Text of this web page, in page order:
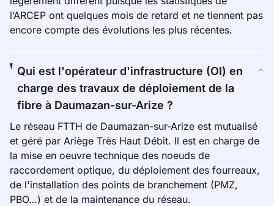
l’ARCEP ont quelques mois de retard et ne tiennent pas
encore compte des évolutions les plus récentes.
Qui est l'opérateur d'infrastructure (OI) en
charge des travaux de déploiement de la
fibre à Daumazan-sur-Arize ?
Le réseau FTTH de Daumazan-sur-Arize est mutualisé
et géré par Ariège Très Haut Débit. Il est en charge de
la mise en oeuvre technique des noeuds de
raccordement optique, du déploiement des fourreaux,
de l'installation des points de branchement (PMZ,
PBO…) et de la maintenance du réseau.